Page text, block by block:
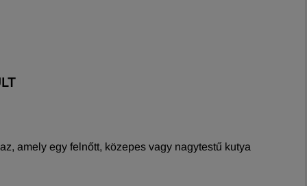
amely egy felnőtt, közepes vagy nagytestű kutya